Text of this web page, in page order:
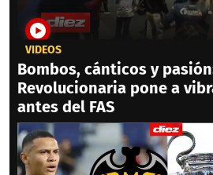
VIDEOS
Bombos, cánticos y
Revolucionaria pone a
antes del FAS